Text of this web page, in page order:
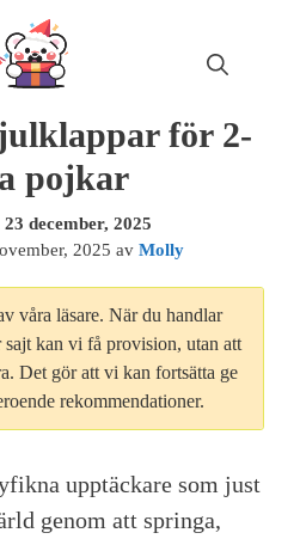
för 2-
pojkar
23 december, 2025
2025 av Molly
våra läsare. När du handlar
kan vi få provision, utan att
Det gör att vi kan fortsätta ge
rekommendationer.
upptäckare som just
genom att springa,